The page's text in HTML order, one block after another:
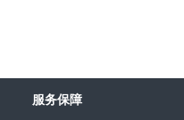
服务保障